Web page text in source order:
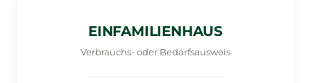
EINFAMILIENHAUS
Verbrauchs- oder Bedarfsausweis